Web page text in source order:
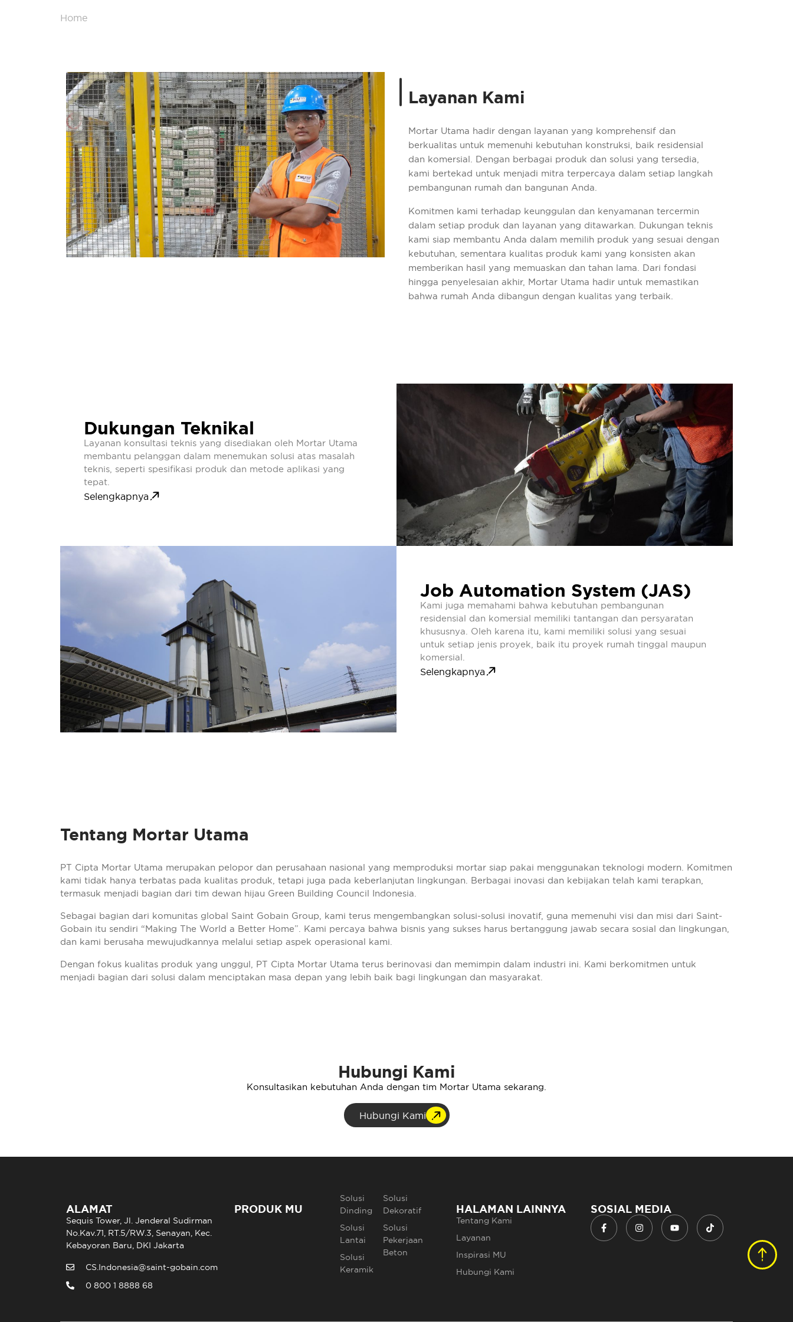
Home
Layanan Kami
Mortar Utama hadir dengan layanan yang komprehensif dan
berkualitas untuk memenuhi kebutuhan konstruksi, baik residensial
dan komersial. Dengan berbagai produk dan solusi yang tersedia,
kami bertekad untuk menjadi mitra terpercaya dalam setiap langkah
pembangunan rumah dan bangunan Anda.
Komitmen kami terhadap keunggulan dan kenyamanan tercermin
dalam setiap produk dan layanan yang ditawarkan. Dukungan teknis
kami siap membantu Anda dalam memilih produk yang sesuai dengan
kebutuhan, sementara kualitas produk kami yang konsisten akan
memberikan hasil yang memuaskan dan tahan lama. Dari fondasi
hingga penyelesaian akhir, Mortar Utama hadir untuk memastikan
bahwa rumah Anda dibangun dengan kualitas yang terbaik.
Dukungan Teknikal
Layanan konsultasi teknis yang disediakan oleh Mortar Utama
membantu pelanggan dalam menemukan solusi atas masalah
teknis, seperti spesifikasi produk dan metode aplikasi yang
tepat.
Selengkapnya
Job Automation System (JAS)
Kami juga memahami bahwa kebutuhan pembangunan
residensial dan komersial memiliki tantangan dan persyaratan
khususnya. Oleh karena itu, kami memiliki solusi yang sesuai
untuk setiap jenis proyek, baik itu proyek rumah tinggal maupun
komersial.
Selengkapnya
Tentang Mortar Utama
PT Cipta Mortar Utama merupakan pelopor dan perusahaan nasional yang memproduksi mortar siap pakai menggunakan teknologi modern. Komitmen
kami tidak hanya terbatas pada kualitas produk, tetapi juga pada keberlanjutan lingkungan. Berbagai inovasi dan kebijakan telah kami terapkan,
termasuk menjadi bagian dari tim dewan hijau Green Building Council Indonesia.
Sebagai bagian dari komunitas global Saint Gobain Group, kami terus mengembangkan solusi-solusi inovatif, guna memenuhi visi dan misi dari Saint-
Gobain itu sendiri “Making The World a Better Home”. Kami percaya bahwa bisnis yang sukses harus bertanggung jawab secara sosial dan lingkungan,
dan kami berusaha mewujudkannya melalui setiap aspek operasional kami.
Dengan fokus kualitas produk yang unggul, PT Cipta Mortar Utama terus berinovasi dan memimpin dalam industri ini. Kami berkomitmen untuk
menjadi bagian dari solusi dalam menciptakan masa depan yang lebih baik bagi lingkungan dan masyarakat.
Hubungi Kami
Konsultasikan kebutuhan Anda dengan tim Mortar Utama sekarang.
Hubungi Kami
ALAMAT
Sequis Tower, Jl. Jenderal Sudirman
No.Kav.71, RT.5/RW.3, Senayan, Kec.
Kebayoran Baru, DKI Jakarta
CS.Indonesia@saint-gobain.com
0 800 1 8888 68
PRODUK MU
Solusi
Dinding
Solusi
Lantai
Solusi
Keramik
Solusi
Dekoratif
Solusi
Pekerjaan
Beton
HALAMAN LAINNYA
Tentang Kami
Layanan
Inspirasi MU
Hubungi Kami
SOSIAL MEDIA